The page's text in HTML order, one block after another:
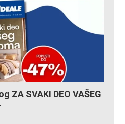
ZA SVAKI DEO VAŠEG